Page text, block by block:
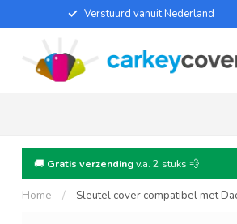
Verstuurd vanuit Nederland
🚚 Gratis verzendingv.a. 2 stuks 💨
Home / Sleutel cover compatibel met